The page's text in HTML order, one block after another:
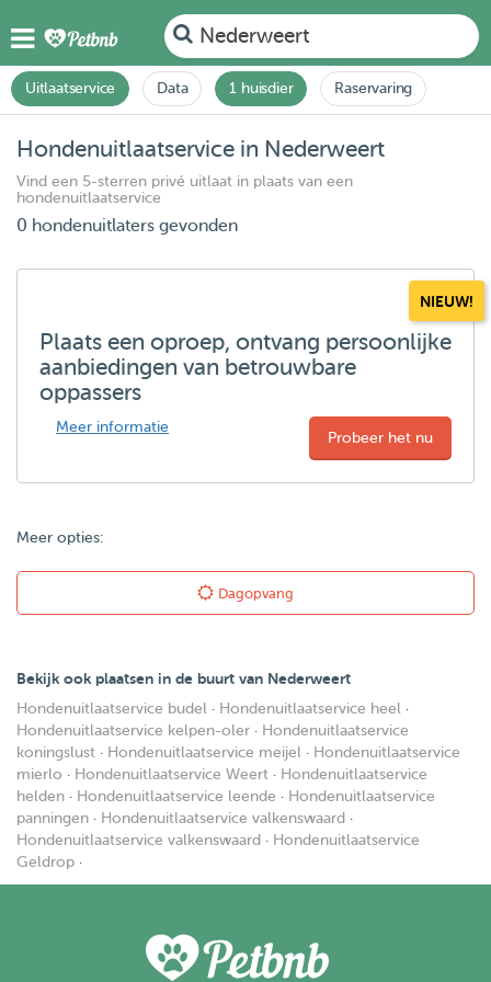
Nederweert
Uitlaatservice Data 1 huisdier Raservaring
Hondenuitlaatservice in Nederweert
Vind een 5-sterren privé uitlaat in plaats van een
hondenuitlaatservice
0 hondenuitlaters gevonden
NIEUW!
Plaats een oproep, ontvang persoonlijke
aanbiedingen van betrouwbare
oppassers
Meer informatie
Probeer het nu
Meer opties:
Dagopvang
Bekijk ook plaatsen in de buurt van Nederweert
Hondenuitlaatservice budel · Hondenuitlaatservice heel ·
Hondenuitlaatservice kelpen-oler · Hondenuitlaatservice
koningslust · Hondenuitlaatservice meijel · Hondenuitlaatservice
mierlo · Hondenuitlaatservice Weert · Hondenuitlaatservice
helden · Hondenuitlaatservice leende · Hondenuitlaatservice
panningen · Hondenuitlaatservice valkenswaard ·
Hondenuitlaatservice valkenswaard · Hondenuitlaatservice
Geldrop ·